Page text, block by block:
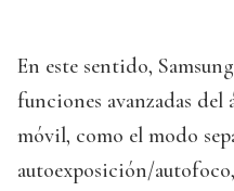
En este sentido,
funciones avanzadas
móvil, como el modo
autoexposición/